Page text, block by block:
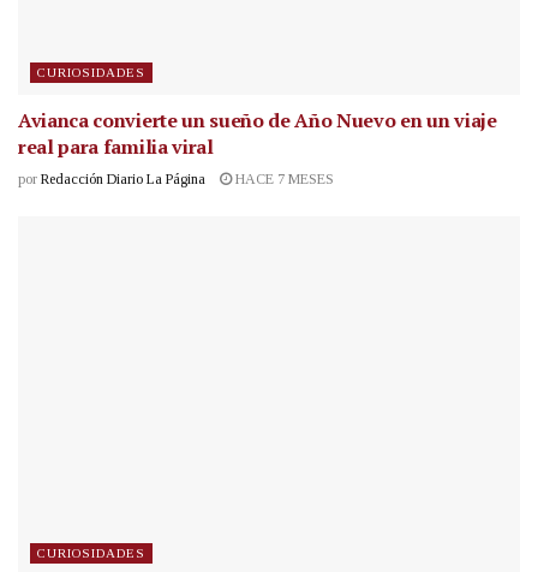
CURIOSIDADES
Avianca convierte un sueño de Año Nuevo en un viaje
real para familia viral
por Redacción Diario La Página HACE 7 MESES
CURIOSIDADES